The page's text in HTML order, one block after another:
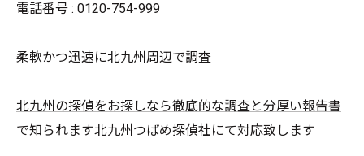
電話番号 : 0120-754-999
柔軟かつ迅速に北九州周辺で調査
北九州の探偵をお探しなら徹底的な調査と分厚い報告書
で知られます北九州つばめ探偵社にて対応致します